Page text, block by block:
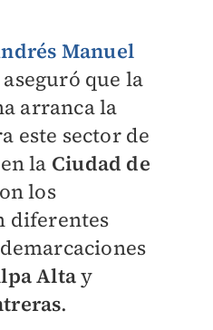
Manuel
aseguró que la
arranca la
este sector de
la Ciudad de
los
diferentes
Altay
.